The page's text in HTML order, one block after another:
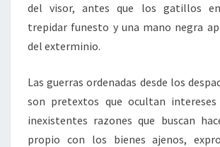
del visor, antes que los gatillos
trepidar funesto y una mano negra
del exterminio.
Las guerras ordenadas desde los
son pretextos que ocultan
inexistentes razones que buscan
propio con los bienes ajenos,